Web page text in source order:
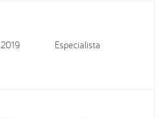
2019 Especialista